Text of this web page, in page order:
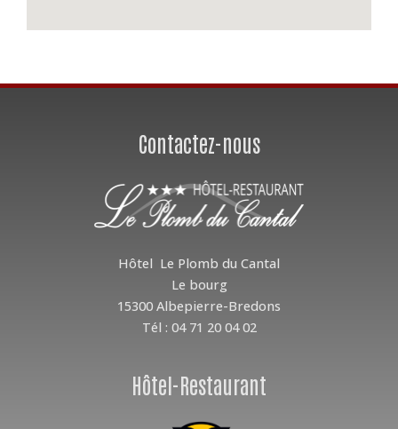
Contactez-nous
Hôtel Le Plomb du Cantal
Le bourg
15300 Albepierre-Bredons
Tél : 04 71 20 04 02
Hôtel-Restaurant